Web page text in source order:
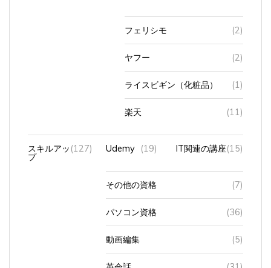
フェリシモ (2)
ヤフー (2)
ライスビギン（化粧品） (1)
楽天 (11)
スキルアッ
プ
(127) Udemy (19) IT関連の講座 (15)
その他の資格 (7)
パソコン資格 (36)
動画編集 (5)
英会話 (31)